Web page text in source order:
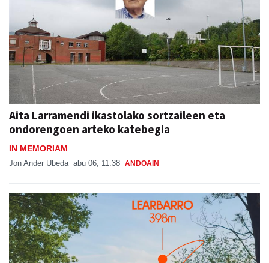
Aita Larramendi ikastolako sortzaileen eta
ondorengoen arteko katebegia
IN MEMORIAM
Jon Ander Ubeda abu 06, 11:38 ANDOAIN